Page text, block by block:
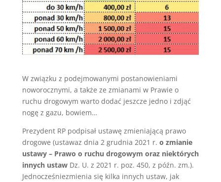
W związku z podejmowanymi postanowieniami
noworocznymi, a także ze zmianami w Prawie o
ruchu drogowym warto dodać jeszcze jedno i zdjąć
nogę z gazu, bowiem…
Prezydent RP podpisał ustawę zmieniającą prawo
drogowe (ustawaz dnia 2 grudnia 2021 r. o zmianie
ustawy – Prawo o ruchu drogowym oraz niektórych
innych ustaw Dz. U. z 2021 r. poz. 450, z późn. zm.).
Jednocześniezmienia się kilka innych ustaw, jak